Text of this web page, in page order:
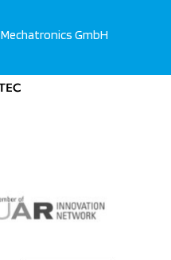
GmbH